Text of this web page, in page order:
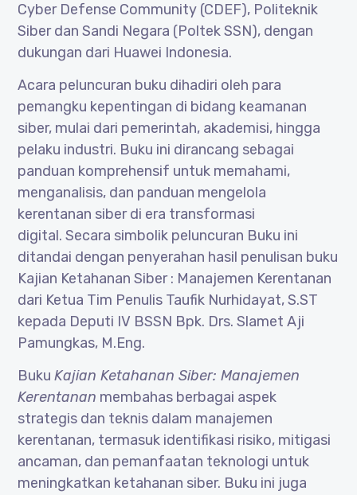
Cyber Defense Community (CDEF), Politeknik
Siber dan Sandi Negara (Poltek SSN), dengan
dukungan dari Huawei Indonesia.
Acara peluncuran buku dihadiri oleh para
pemangku kepentingan di bidang keamanan
siber, mulai dari pemerintah, akademisi, hingga
pelaku industri. Buku ini dirancang sebagai
panduan komprehensif untuk memahami,
menganalisis, dan panduan mengelola
kerentanan siber di era transformasi
digital. Secara simbolik peluncuran Buku ini
ditandai dengan penyerahan hasil penulisan buku
Kajian Ketahanan Siber : Manajemen Kerentanan
dari Ketua Tim Penulis Taufik Nurhidayat, S.ST
kepada Deputi IV BSSN Bpk. Drs. Slamet Aji
Pamungkas, M.Eng.
BukuKajian Ketahanan Siber: Manajemen
Kerentanan membahas berbagai aspek
strategis dan teknis dalam manajemen
kerentanan, termasuk identifikasi risiko, mitigasi
ancaman, dan pemanfaatan teknologi untuk
meningkatkan ketahanan siber. Buku ini juga